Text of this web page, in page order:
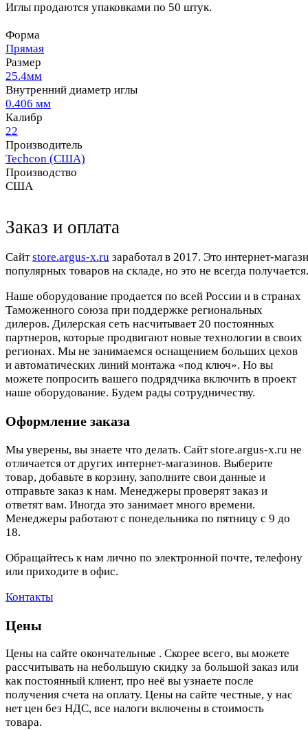
Иглы продаются упаковками по 50 штук.
Форма
Прямая
Размер
25.4мм
Внутренний диаметр иглы
0.406 мм
Калибр
22
Производитель
Techcon (США)
Производство
США
Заказ и оплата
Cайтstore.argus-x.ru заработал в 2017. Это интернет-
популярных товаров на складе, но это не всегда
Наше оборудование продается по всей России и в странах
Таможенного союза при поддержке региональных
дилеров. Дилерская сеть насчитывает 20 постоянных
партнеров, которые продвигают новые технологии в своих
регионах. Мы не занимаемся оснащением больших цехов
и автоматических линий монтажа «под ключ». Но вы
можете попросить вашего подрядчика включить в проект
наше оборудование. Будем рады сотрудничеству.
Оформление заказа
Мы уверены, вы знаете что делать. Сайт store.argus-x.ru не
отличается от других интернет-магазинов. Выберите
товар, добавьте в корзину, заполните свои данные и
отправьте заказ к нам. Менеджеры проверят заказ и
ответят вам. Иногда это занимает много времени.
Менеджеры работают с понедельника по пятницу с 9 до
18.
Обращайтесь к нам лично по электронной почте, телефону
или приходите в офис.
Контакты
Цены
Цены на сайте окончательные . Скорее всего, вы можете
рассчитывать на небольшую скидку за большой заказ или
как постоянный клиент, про неё вы узнаете после
получения счета на оплату. Цены на сайте честные, у нас
нет цен без НДС, все налоги включены в стоимость
товара.